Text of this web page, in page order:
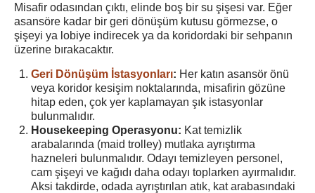
Misafir odasından çıktı, elinde boş bir su şişesi var. Eğer
asansöre kadar bir geri dönüşüm kutusu görmezse, o
şişeyi ya lobiye indirecek ya da koridordaki bir sehpanın
üzerine bırakacaktır.
Geri Dönüşüm İstasyonları: Her katın asansör önü
veya koridor kesişim noktalarında, misafirin gözüne
hitap eden, çok yer kaplamayan şık istasyonlar
bulunmalıdır.
Housekeeping Operasyonu: Kat temizlik
arabalarında (maid trolley) mutlaka ayrıştırma
hazneleri bulunmalıdır. Odayı temizleyen personel,
cam şişeyi ve kağıdı daha odayı toplarken ayırmalıdır.
Aksi takdirde, odada ayrıştırılan atık, kat arabasındaki